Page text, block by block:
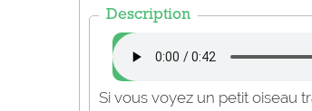
Description
Si vous voyez un petit oiseau